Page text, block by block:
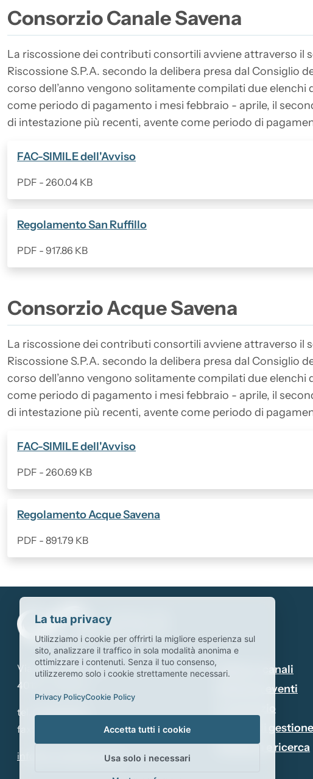
Consorzio Canale Savena
La riscossione dei contributi consortili avviene attraverso il
Riscossione S.P.A. secondo la delibera presa dal Consiglio
corso dell’anno vengono solitamente compilati due elenchi
come periodo di pagamento i mesi febbraio - aprile, il
di intestazione più recenti, avente come periodo di
FAC-SIMILE dell'Avviso
(Formato PDF, 260.04 KB)
PDF - 260.04 KB
Regolamento San Ruffillo
(Formato PDF, 917.86 KB)
PDF - 917.86 KB
Consorzio Acque Savena
La riscossione dei contributi consortili avviene attraverso il
Riscossione S.P.A. secondo la delibera presa dal Consiglio
corso dell’anno vengono solitamente compilati due
come periodo di pagamento i mesi febbraio - aprile, il
di intestazione più recenti, avente come periodo di
FAC-SIMILE dell'Avviso
(Formato PDF, 260.69 KB)
PDF - 260.69 KB
Regolamento Acque Savena
(Formato PDF, 891.79 KB)
PDF - 891.79 KB
Via della Grada n. 12
40122 - Bologna
tel.
051.6493527
fax: 051.5280238
info@canalidibologna.it
Esplora i canali
Notizie & eventi
Il consorzio
Attività di gestione
Didattica e ricerca
La tua privacy
Utilizziamo i cookie per offrirti la migliore esperienza sul
sito, analizzare il traffico in sola modalità anonima e
ottimizzare i contenuti. Senza il tuo consenso,
utilizzeremo solo i cookie strettamente necessari.
Privacy PolicyCookie Policy
Accetta tutti i cookie
Usa solo i necessari